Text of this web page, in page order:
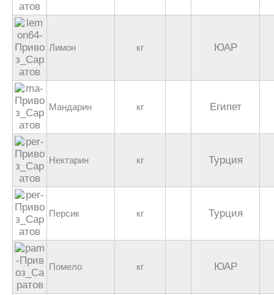
Лимон кг ЮАР
Мандарин кг Египет
Нектарин кг Турция
Персик кг Турция
Помело кг ЮАР